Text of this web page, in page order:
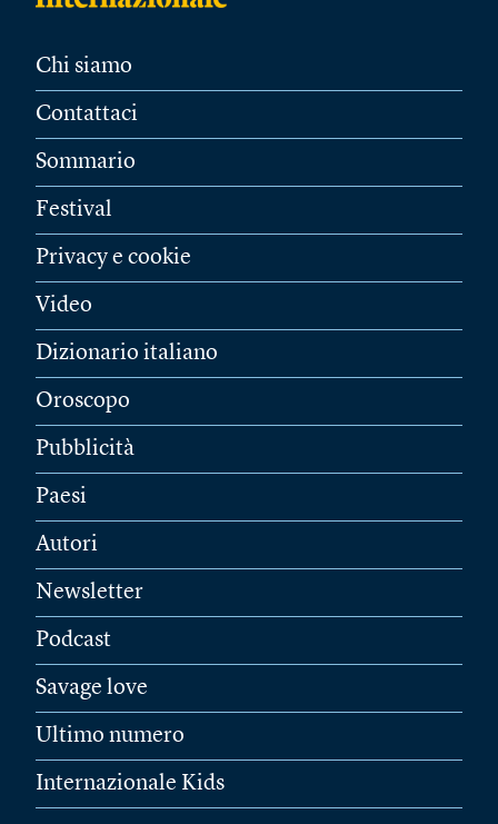
Chi siamo
Contattaci
Sommario
Festival
Privacy e cookie
Video
Dizionario italiano
Oroscopo
Pubblicità
Paesi
Autori
Newsletter
Podcast
Savage love
Ultimo numero
Internazionale Kids